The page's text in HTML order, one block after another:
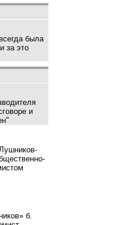
была
за это
и
б.